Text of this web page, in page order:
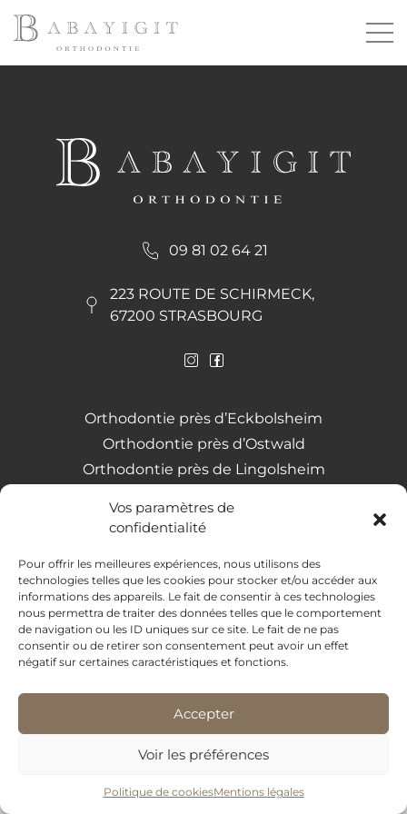
Vos paramètres de
confidentialité
Pour offrir les meilleures expériences, nous utilisons des
technologies telles que les cookies pour stocker et/ou accéder aux
informations des appareils. Le fait de consentir à ces technologies
nous permettra de traiter des données telles que le comportement
de navigation ou les ID uniques sur ce site. Le fait de ne pas
consentir ou de retirer son consentement peut avoir un effet
négatif sur certaines caractéristiques et fonctions.
Accepter
Voir les préférences
Politique de cookiesMentions légales
09 81 02 64 21
223 ROUTE DE SCHIRMECK,
67200 STRASBOURG
Orthodontie près d’Eckbolsheim
Orthodontie près d’Ostwald
Orthodontie près de Lingolsheim
Orthodontie près de Geispolsheim
Dr Babayigit © 2026 I Tous droits réservés
Conception et réalisation Mediweb
Mentions legales